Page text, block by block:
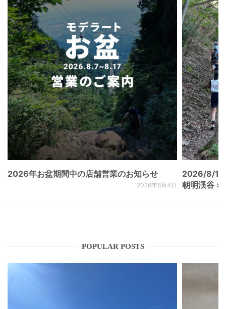
2026年お盆期間中の店舗営業のお知らせ
2026年8月4日
2026/8/
朝明渓谷 ×
POPULAR POSTS